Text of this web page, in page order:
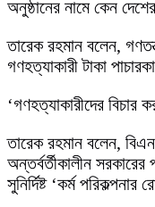
অনুষ্ঠানের নামে কেন
তারেক রহমান বলেন,
গণহত্যাকারী টাকা
‘গণহত্যাকারীদের বিচার
তারেক রহমান বলেন,
অন্তর্বর্তীকালীন
সুনির্দিষ্ট ‘কর্ম